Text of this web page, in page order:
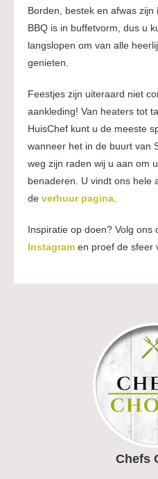
Borden, bestek en afwas
BBQ is in buffetvorm, dus u
langslopen om van alle
genieten.
Feestjes zijn uiteraard niet
aankleding! Van heaters tot
HuisChef kunt u de meeste
wanneer het in de buurt van
weg zijn raden wij u aan om
benaderen. U vindt ons hele
de verhuur pagina
Inspiratie op doen? Volg ons
Instagram en proef de sfeer
Chefs